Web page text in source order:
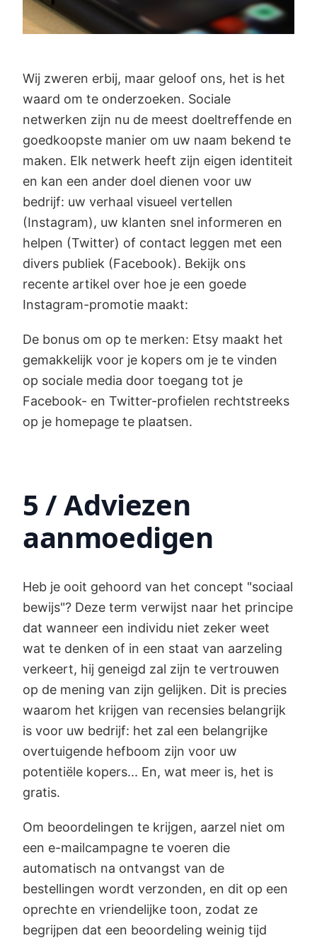
Wij zweren erbij, maar geloof ons, het is het
waard om te onderzoeken. Sociale
netwerken zijn nu de meest doeltreffende en
goedkoopste manier om uw naam bekend te
maken. Elk netwerk heeft zijn eigen identiteit
en kan een ander doel dienen voor uw
bedrijf: uw verhaal visueel vertellen
(Instagram), uw klanten snel informeren en
helpen (Twitter) of contact leggen met een
divers publiek (Facebook). Bekijk ons
recente artikel over hoe je een goede
Instagram-promotie maakt:
De bonus om op te merken: Etsy maakt het
gemakkelijk voor je kopers om je te vinden
op sociale media door toegang tot je
Facebook- en Twitter-profielen rechtstreeks
op je homepage te plaatsen.
5 / Adviezen
aanmoedigen
Heb je ooit gehoord van het concept "sociaal
bewijs"? Deze term verwijst naar het principe
dat wanneer een individu niet zeker weet
wat te denken of in een staat van aarzeling
verkeert, hij geneigd zal zijn te vertrouwen
op de mening van zijn gelijken. Dit is precies
waarom het krijgen van recensies belangrijk
is voor uw bedrijf: het zal een belangrijke
overtuigende hefboom zijn voor uw
potentiële kopers... En, wat meer is, het is
gratis.
Om beoordelingen te krijgen, aarzel niet om
een e-mailcampagne te voeren die
automatisch na ontvangst van de
bestellingen wordt verzonden, en dit op een
oprechte en vriendelijke toon, zodat ze
begrijpen dat een beoordeling weinig tijd